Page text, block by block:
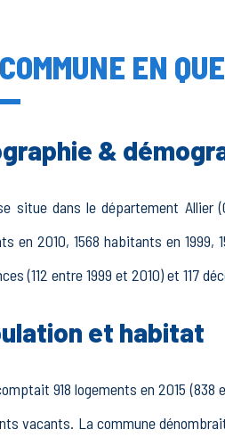
EN
&
situe dans le département Allier
en 2010, 1568 habitants en 1999,
(112 entre 1999 et 2010) et 117
et habitat
918 logements en 2015
vacants. La commune